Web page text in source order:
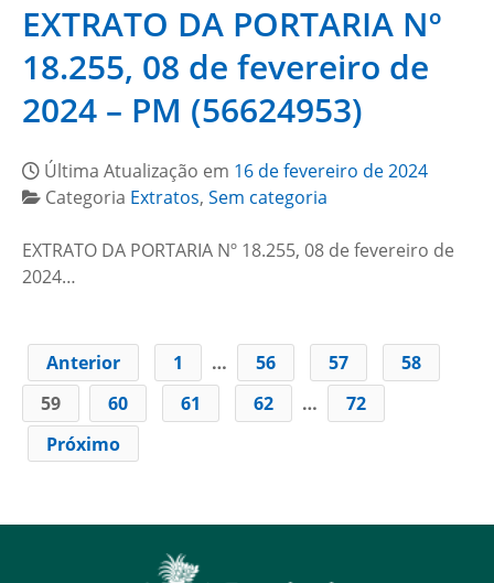
EXTRATO DA PORTARIA Nº
18.255, 08 de fevereiro de
2024 – PM (56624953)
Última Atualização em 16 de fevereiro de 2024
Categoria Extratos, Sem categoria
EXTRATO DA PORTARIA Nº 18.255, 08 de fevereiro de
2024…
Anterior 1 … 56 57
58
59
60 61 62 …
72
Próximo